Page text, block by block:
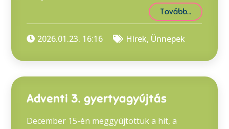
Tovább…
2026.01.23. 16:16 Hírek, Ünnepek
Adventi 3. gyertyagyújtás
December 15-én meggyújtottuk a hit, a